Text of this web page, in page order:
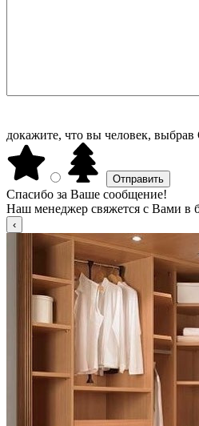
докажите, что вы человек, выбрав
Спасибо за Ваше сообщение!
Наш менеджер свяжется с Вами в